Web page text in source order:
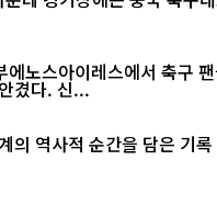
노스아이레스에서 축구
월드컵 2연패가 무산된 직후 벌어진 이번 소요 사태는 아르헨티나 사회에 적지 않은 충격을 안겼다. 신...